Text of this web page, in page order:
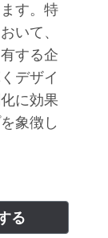
す。特
いて、
する企
デザイ
に効果
象徴し
る